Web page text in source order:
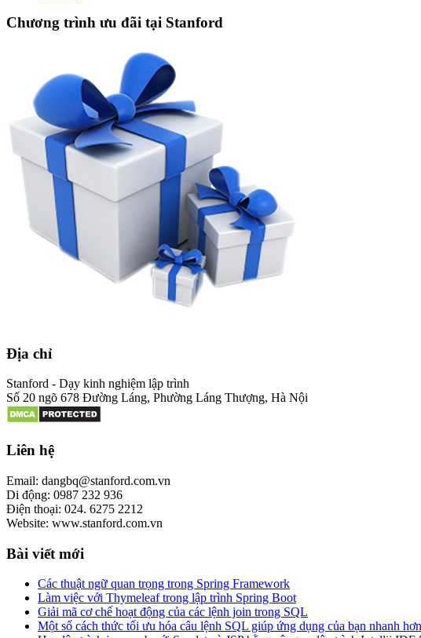
Chương trình ưu đãi tại Stanford
Địa chỉ
Stanford - Dạy kinh nghiệm lập trình
Số 20 ngõ 678 Đường Láng, Phường Láng Thượng, Hà Nội
Liên hệ
Email: dangbq@stanford.com.vn
Di động: 0987 232 936
Điện thoại: 024. 6275 2212
Website: www.stanford.com.vn
Bài viết mới
Các thuật ngữ quan trọng trong Spring Framework
Làm việc với Thymeleaf trong lập trình Spring Boot
Giải mã cơ chế hoạt động của các lệnh join trong SQL
Một số cách thức tối ưu hóa câu lệnh SQL giúp ứng dụng của bạn nhanh hơn